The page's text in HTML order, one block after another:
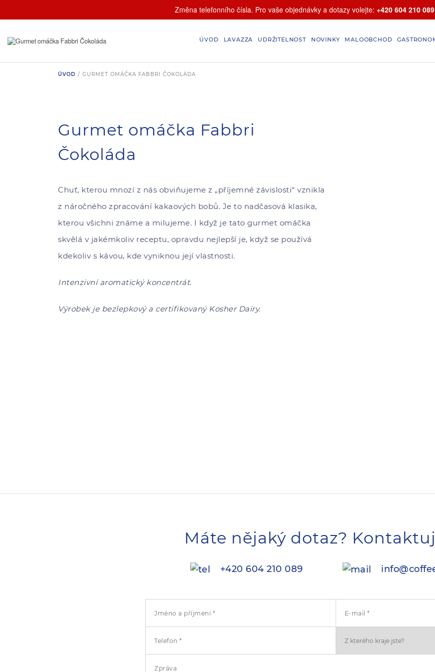
Změna telefonního čísla. Pro vaše objednávky a dotazy volejte: +420 604 210 089
ÚVOD LAVAZZA UDRŽITELNOST NOVINKY MALOOBCHOD
ÚVOD / GURMET OMÁČKA FABBRI ČOKOLÁDA
Gurmet omáčka Fabbri
Čokoláda
Chuť, kterou mnozí z nás obviňujeme z „příjemné závislosti“ vznikla
z náročného zpracování kakaových bobů. Je to nadčasová klasika,
kterou všichni známe a milujeme. I když je tato gurmet omáčka
skvělá v jakémkoliv receptu, opravdu nejlepší je, když se používá
kdekoliv s kávou, kde vyniknou její vlastnosti.
Intenzivní aromatický koncentrát.
Výrobek je bezlepkový a certifikovaný Kosher Dairy.
Máte nějaký dotaz?
+420 604 210 089
Jméno a příjmení * E-mail *
Telefon *
Zpráva